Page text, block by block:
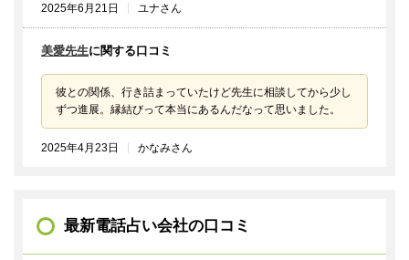
2025年6月21日 ユナさん
美愛先生に関する口コミ
彼との関係、行き詰まっていたけど先生に相談してから少し
ずつ進展。縁結びって本当にあるんだなって思いました。
2025年4月23日 かなみさん
最新電話占い会社の口コミ